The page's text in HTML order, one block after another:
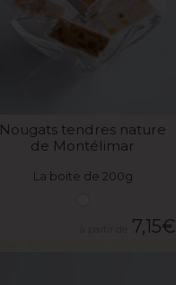
Nougats tendres nature
de Montélimar
La boite de 200g
7,15€